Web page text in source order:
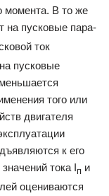
момента. В то же
на пусковые пара­
ток
пусковые
того или
двигателя
к его
тока Iп и
оцениваются